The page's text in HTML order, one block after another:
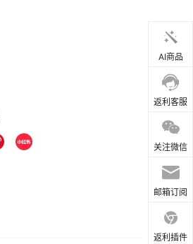
AI商品
返利客服
关注微信
邮箱订阅
返利插件